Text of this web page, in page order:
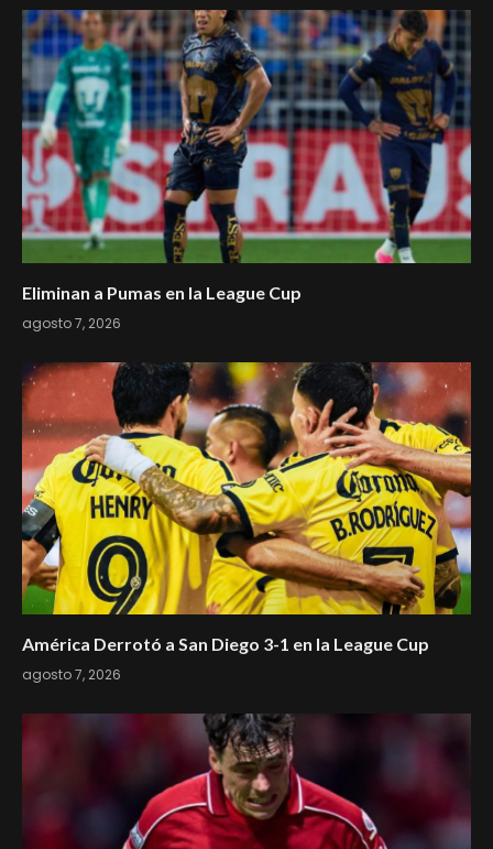
Eliminan a Pumas en la League Cup
agosto 7, 2026
América Derrotó a San Diego 3-1 en la League Cup
agosto 7, 2026